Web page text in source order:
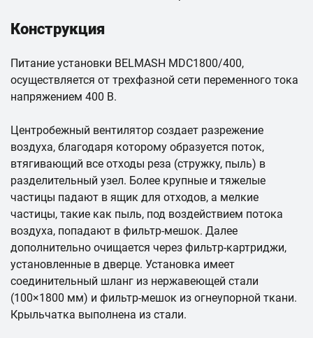
Конструкция
Питание установки BELMASH MDC1800/400,
осуществляется от трехфазной сети переменного тока
напряжением 400 В.
Центробежный вентилятор создает разрежение
воздуха, благодаря которому образуется поток,
втягивающий все отходы реза (стружку, пыль) в
разделительный узел. Более крупные и тяжелые
частицы падают в ящик для отходов, а мелкие
частицы, такие как пыль, под воздействием потока
воздуха, попадают в фильтр-мешок. Далее
дополнительно очищается через фильтр-картриджи,
установленные в дверце. Установка имеет
соединительный шланг из нержавеющей стали
(100×1800 мм) и фильтр-мешок из огнеупорной ткани.
Крыльчатка выполнена из стали.